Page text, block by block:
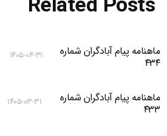
Related Posts
ماهنامه پیام آبادگران شماره
۴۳۴
۱۴۰۵-۰۴-۳۱
ماهنامه پیام آبادگران شماره
۴۳۳
۱۴۰۵-۰۳-۳۱